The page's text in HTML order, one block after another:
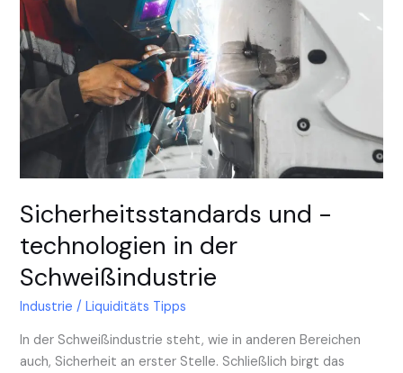
Sicherheitsstandards und -
technologien in der
Schweißindustrie
Industrie /Liquiditäts Tipps
In der Schweißindustrie steht, wie in anderen Bereichen
auch, Sicherheit an erster Stelle. Schließlich birgt das
technologien
in
der
Schweißindustrie